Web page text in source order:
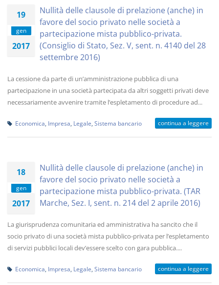
19
gen
2017
Nullità delle clausole di prelazione (anche) in
favore del socio privato nelle società a
partecipazione mista pubblico-privata.
(Consiglio di Stato, Sez. V, sent. n. 4140 del 28
settembre 2016)
La cessione da parte di un’amministrazione pubblica di una
partecipazione in una società partecipata da altri soggetti privati deve
necessariamente avvenire tramite l’espletamento di procedure ad...
Economica Impresa Legale Sistema bancario continua a leggere
18
gen
2017
Nullità delle clausole di prelazione (anche) in
favore del socio privato nelle società a
partecipazione mista pubblico-privata. (TAR
Marche, Sez. I, sent. n. 214 del 2 aprile 2016)
La giurisprudenza comunitaria ed amministrativa ha sancito che il
socio privato di una società mista pubblico-privata per l’espletamento
di servizi pubblici locali dev’essere scelto con gara pubblica....
Economica Impresa Legale Sistema bancario continua a leggere